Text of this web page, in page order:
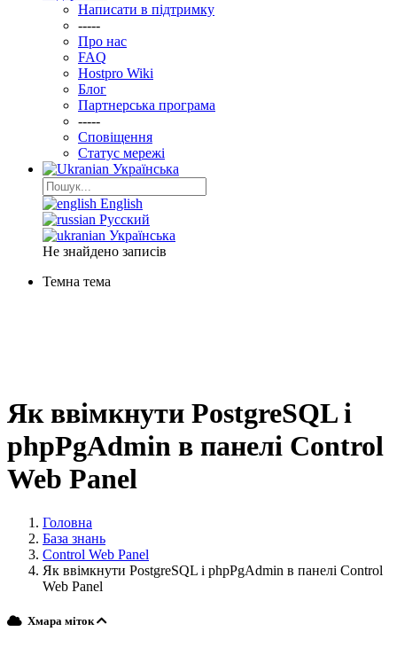
Написати в підтримку
-----
Про нас
FAQ
Hostpro Wiki
Блог
Партнерська програма
-----
Сповіщення
Статус мережі
Українська
English
Русский
Українська
Не знайдено записів
Темна тема
Як ввімкнути PostgreSQL і
phpPgAdmin в панелі Control
Web Panel
Головна
База знань
Control Web Panel
Як ввімкнути PostgreSQL і phpPgAdmin в панелі Control
Web Panel
Хмара міток